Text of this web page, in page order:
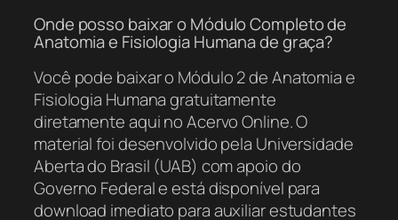
Onde posso baixar o Módulo Completo de
Anatomia e Fisiologia Humana de graça?
Você pode baixar o Módulo 2 de Anatomia e
Fisiologia Humana gratuitamente
diretamente aqui no Acervo Online. O
material foi desenvolvido pela Universidade
Aberta do Brasil (UAB) com apoio do
Governo Federal e está disponível para
download imediato para auxiliar estudantes